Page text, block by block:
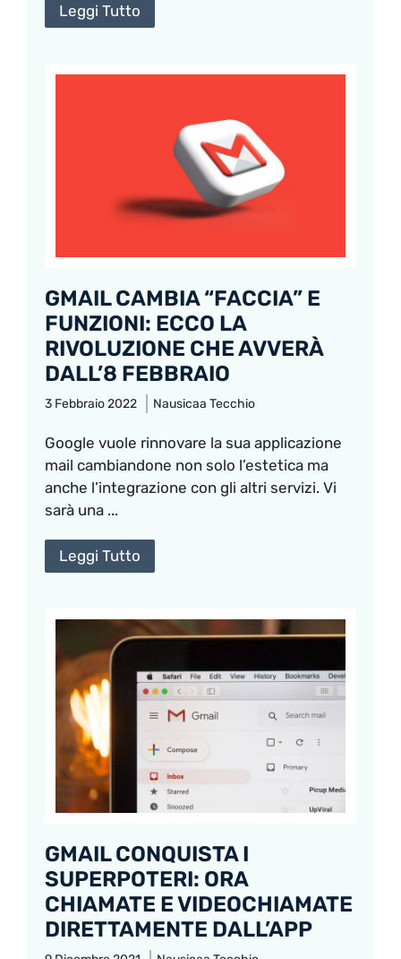
Leggi Tutto
GMAIL CAMBIA “FACCIA” E
FUNZIONI: ECCO LA
RIVOLUZIONE CHE AVVERÀ
DALL’8 FEBBRAIO
3 Febbraio 2022 Nausicaa Tecchio
Google vuole rinnovare la sua applicazione
mail cambiandone non solo l’estetica ma
anche l’integrazione con gli altri servizi. Vi
sarà una ...
Leggi Tutto
GMAIL CONQUISTA I
SUPERPOTERI: ORA
CHIAMATE E VIDEOCHIAMATE
DIRETTAMENTE DALL’APP